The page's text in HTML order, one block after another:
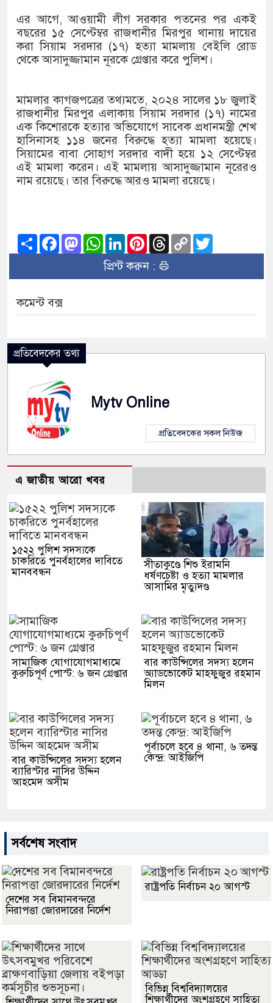
প্রেমের সম্পর্ক ছিন্ন না করায়
প্রধানমন্ত্রীর সঙ্গে নবনিযুক্ত
হামের উপসর্গে আরও ৬
অবশেষে পদত্যাগ করলেন ভারতের
জামায়াত ফেরেশতাদের দল নয়,
এর আগে, আওয়ামী লীগ সরকার পতনের পর একই
বছরের ১৫ সেপ্টেম্বর রাজধানীর মিরপুর থানায় দায়ের
করা সিয়াম সরদার (১৭) হত্যা মামলায় বেইলি রোড
থেকে আসাদুজ্জামান নূরকে গ্রেপ্তার করে পুলিশ।
মামলার কাগজপত্রের তথ্যমতে, ২০২৪ সালের ১৮ জুলাই
রাজধানীর মিরপুর এলাকায় সিয়াম সরদার (১৭) নামের
এক কিশোরকে হত্যার অভিযোগে সাবেক প্রধানমন্ত্রী শেখ
হাসিনাসহ ১১৪ জনের বিরুদ্ধে হত্যা মামলা হয়েছে।
সিয়ামের বাবা সোহাগ সরদার বাদী হয়ে ১২ সেপ্টেম্বর
এই মামলা করেন। এই মামলায় আসাদুজ্জামান নূরেরও
নাম রয়েছে। তার বিরুদ্ধে আরও মামলা রয়েছে।
ShareFacebook
Mastodon
WhatsApp
LinkedInPinterest
Threads
Copy
Link
প্রিন্ট করুন :
কমেন্ট বক্স
প্রতিবেদকের তথ্য
Mytv Online
প্রতিবেদকের সকল নিউজ
এ জাতীয় আরো খবর
১৫২২ পুলিশ সদস্যকে
চাকরিতে পুনর্বহালের দাবিতে
মানববন্ধন
সীতাকুণ্ডে শিশু ইরামনি
ধর্ষণচেষ্টা ও হত্যা মামলার
আসামির মৃত্যুদণ্ড
সামাজিক যোগাযোগমাধ্যমে
কুরুচিপূর্ণ পোস্ট: ৬ জন গ্রেপ্তার
বার কাউন্সিলের সদস্য হলেন
অ্যাডভোকেট মাহফুজুর রহমান
মিলন
বার কাউন্সিলের সদস্য হলেন
ব্যারিস্টার নাসির উদ্দিন
আহমেদ অসীম
পূর্বাচলে হবে ৪ থানা, ৬ তদন্ত
কেন্দ্র: আইজিপি
সর্বশেষ সংবাদ
দেশের সব বিমানবন্দরে
নিরাপত্তা জোরদারের নির্দেশ
রাষ্ট্রপতি নির্বাচন ২০ আগস্ট
বিভিন্ন বিশ্ববিদ্যালয়ের
শিক্ষার্থীদের অংশগ্রহণে সাহিত্য